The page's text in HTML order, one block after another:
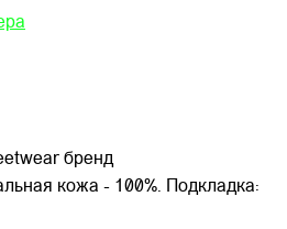
бренд
кожа - 100%. Подкладка: